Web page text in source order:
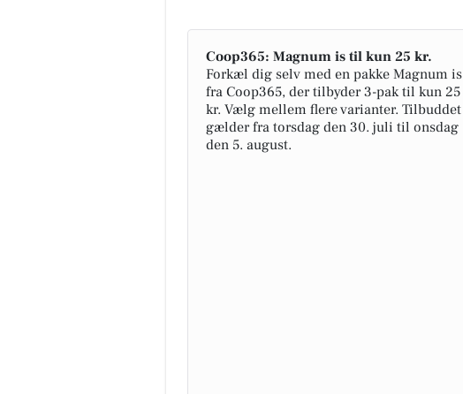
Coop365: Magnum is til kun 25 kr.
Forkæl dig selv med en pakke Magnum is
fra Coop365, der tilbyder 3-pak til kun 25
kr. Vælg mellem flere varianter. Tilbuddet
gælder fra torsdag den 30. juli til onsdag
den 5. august.